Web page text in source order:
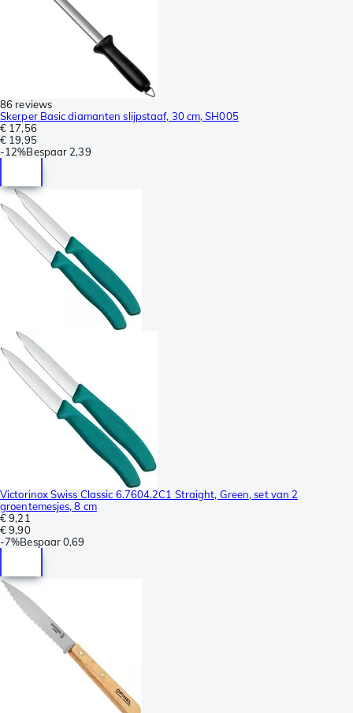
86 reviews
Skerper Basic diamanten slijpstaaf, 30 cm, SH005
€ 17,56
€ 19,95
-12%Bespaar 2,39
Victorinox Swiss Classic 6.7604.2C1 Straight, Green, set van 2
groentemesjes, 8 cm
€ 9,21
€ 9,90
-7%Bespaar0,69